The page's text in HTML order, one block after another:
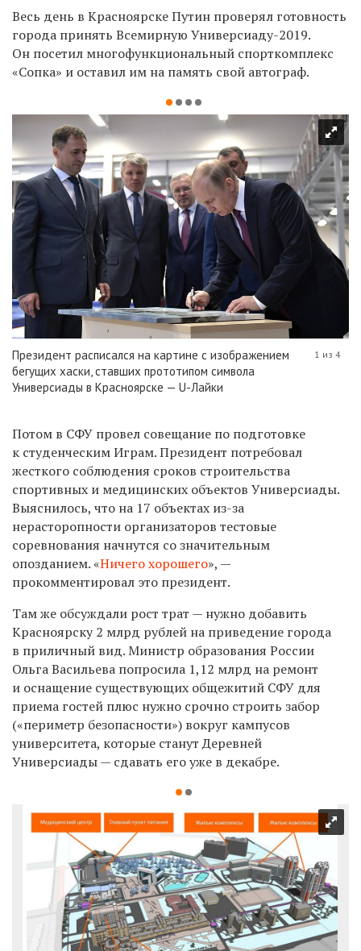
Весь день в Красноярске Путин проверял готовность
города принять Всемирную Универсиаду-2019.
Он посетил многофункциональный спорткомплекс
«Сопка» и оставил им на память свой автограф.
Президент расписался на картине с изображением
бегущих хаски, ставших прототипом символа
Универсиады в Красноярске — U-Лайки
1 из 4
Потом в СФУ провел совещание по подготовке
к студенческим Играм. Президент потребовал
жесткого соблюдения сроков строительства
спортивных и медицинских объектов Универсиады.
Выяснилось, что на 17 объектах из-за
нерасторопности организаторов тестовые
соревнования начнутся со значительным
опозданием. «Ничего хорошего», —
прокомментировал это президент.
Там же обсуждали рост трат — нужно добавить
Красноярску 2 млрд рублей на приведение города
в приличный вид. Министр образования России
Ольга Васильева попросила 1,12 млрд на ремонт
и оснащение существующих общежитий СФУ для
приема гостей плюс нужно срочно строить забор
(«периметр безопасности») вокруг кампусов
университета, которые станут Деревней
Универсиады — сдавать его уже в декабре.